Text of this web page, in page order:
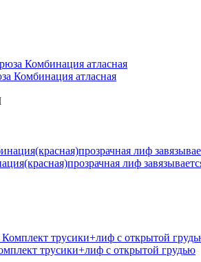
Комбинация атласная
лиф
трусики+лиф с открытой грудью